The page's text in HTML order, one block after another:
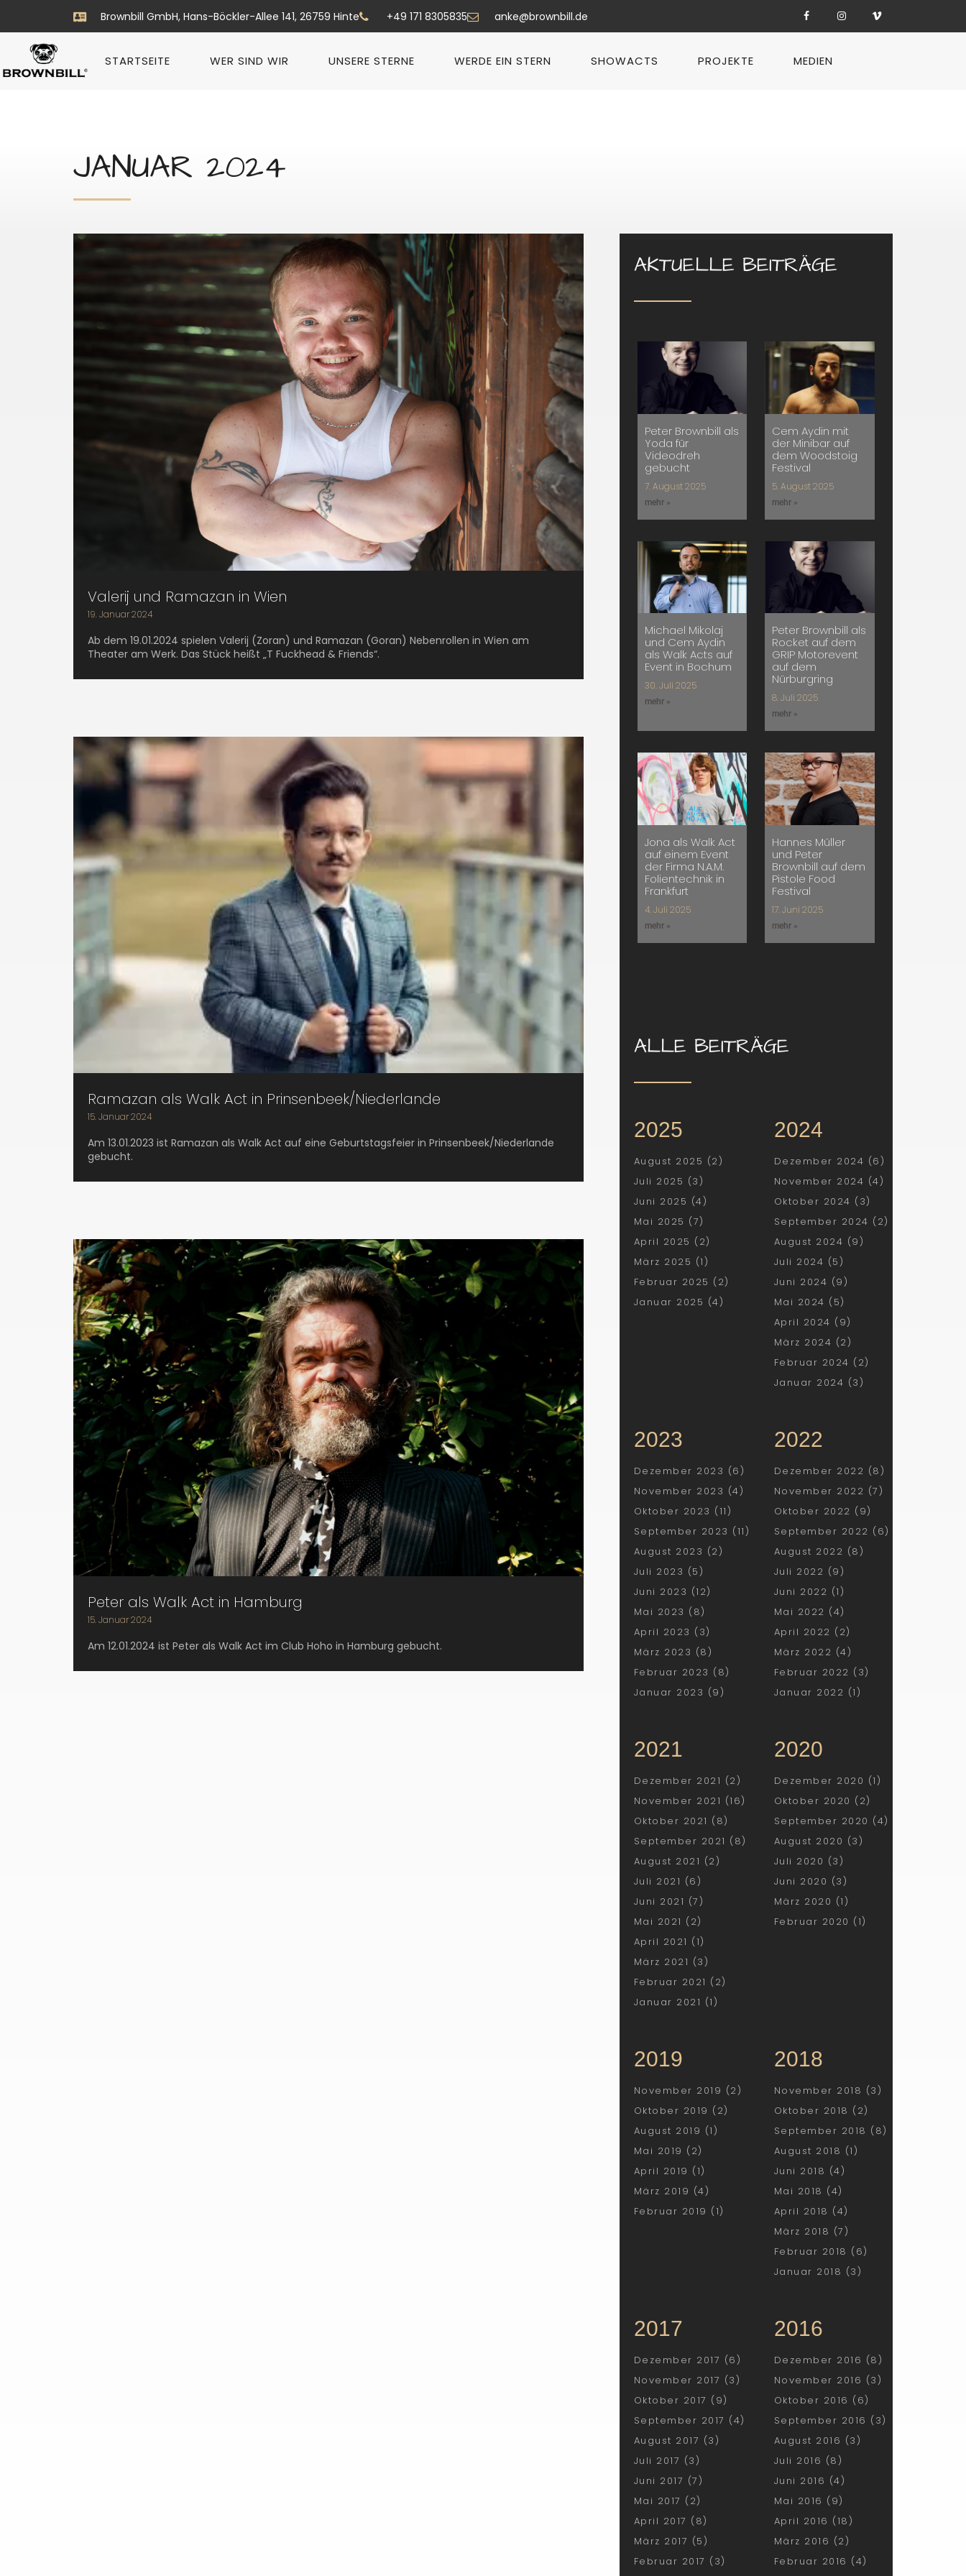
Brownbill GmbH, Hans-Böckler-Allee 141, 26759 Hinte +49 171 8305835 anke@brownbill.de
STARTSEITE WER SIND WIR UNSERE STERNE WERDE EIN STERN SHOWACTS PROJEKTE MEDIEN
JANUAR 2024
Valerij und Ramazan in Wien
19. Januar 2024
Ab dem 19.01.2024 spielen Valerij (Zoran) und Ramazan (Goran) Nebenrollen in Wien am
Theater am Werk. Das Stück heißt „T Fuckhead & Friends“.
Ramazan als Walk Act in Prinsenbeek/Niederlande
15. Januar 2024
Am 13.01.2023 ist Ramazan als Walk Act auf eine Geburtstagsfeier in Prinsenbeek/Niederlande
gebucht.
Peter als Walk Act in Hamburg
15. Januar 2024
Am 12.01.2024 ist Peter als Walk Act im Club Hoho in Hamburg gebucht.
AKTUELLE BEITRÄGE
Peter Brownbill als
Yoda für
Videodreh
gebucht
7. August 2025
mehr »
Cem Aydin mit
der Minibar auf
dem Woodstoig
Festival
5. August 2025
mehr »
Michael Mikolaj
und Cem Aydin
als Walk Acts auf
Event in Bochum
30. Juli 2025
mehr »
Peter Brownbill als
Rocket auf dem
GRIP Motorevent
auf dem
Nürburgring
8. Juli 2025
mehr »
Jona als Walk Act
auf einem Event
der Firma N.A.M.
Folientechnik in
Frankfurt
4. Juli 2025
mehr »
Hannes Müller
und Peter
Brownbill auf dem
Pistole Food
Festival
17. Juni 2025
mehr »
ALLE BEITRÄGE
2025
August 2025 (2)
Juli 2025 (3)
Juni 2025 (4)
Mai 2025 (7)
April 2025 (2)
März 2025 (1)
Februar 2025 (2)
Januar 2025 (4)
2024
Dezember 2024 (6)
November 2024 (4)
Oktober 2024 (3)
September 2024 (2)
August 2024 (9)
Juli 2024 (5)
Juni 2024 (9)
Mai 2024 (5)
April 2024 (9)
März 2024 (2)
Februar 2024 (2)
Januar 2024 (3)
2023
Dezember 2023 (6)
November 2023 (4)
Oktober 2023 (11)
September 2023 (11)
August 2023 (2)
Juli 2023 (5)
Juni 2023 (12)
Mai 2023 (8)
April 2023 (3)
März 2023 (8)
Februar 2023 (8)
Januar 2023 (9)
2022
Dezember 2022 (8)
November 2022 (7)
Oktober 2022 (9)
September 2022 (6)
August 2022 (8)
Juli 2022 (9)
Juni 2022 (1)
Mai 2022 (4)
April 2022 (2)
März 2022 (4)
Februar 2022 (3)
Januar 2022 (1)
2021
Dezember 2021 (2)
November 2021 (16)
Oktober 2021 (8)
September 2021 (8)
August 2021 (2)
Juli 2021 (6)
Juni 2021 (7)
Mai 2021 (2)
April 2021 (1)
März 2021 (3)
Februar 2021 (2)
Januar 2021 (1)
2020
Dezember 2020 (1)
Oktober 2020 (2)
September 2020 (4)
August 2020 (3)
Juli 2020 (3)
Juni 2020 (3)
März 2020 (1)
Februar 2020 (1)
2019
November 2019 (2)
Oktober 2019 (2)
August 2019 (1)
Mai 2019 (2)
April 2019 (1)
März 2019 (4)
Februar 2019 (1)
2018
November 2018 (3)
Oktober 2018 (2)
September 2018 (8)
August 2018 (1)
Juni 2018 (4)
Mai 2018 (4)
April 2018 (4)
März 2018 (7)
Februar 2018 (6)
Januar 2018 (3)
2017
Dezember 2017 (6)
November 2017 (3)
Oktober 2017 (9)
September 2017 (4)
August 2017 (3)
Juli 2017 (3)
Juni 2017 (7)
Mai 2017 (2)
April 2017 (8)
März 2017 (5)
Februar 2017 (3)
2016
Dezember 2016 (8)
November 2016 (3)
Oktober 2016 (6)
September 2016 (3)
August 2016 (3)
Juli 2016 (8)
Juni 2016 (4)
Mai 2016 (9)
April 2016 (18)
März 2016 (2)
Februar 2016 (4)